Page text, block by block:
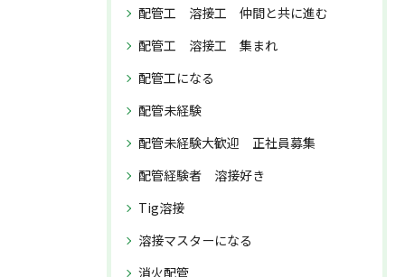
配管工 溶接工 仲間と共に進む
配管工 溶接工 集まれ
配管工になる
配管未経験
配管未経験大歓迎 正社員募集
配管経験者 溶接好き
Tig溶接
溶接マスターになる
消火配管